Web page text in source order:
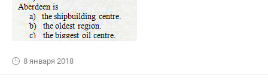
8 января 2018